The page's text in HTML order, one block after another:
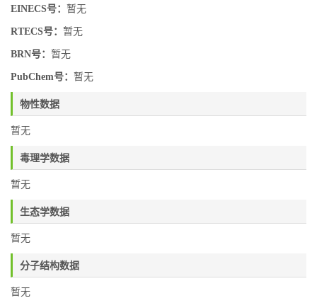
EINECS号： 暂无
RTECS号： 暂无
BRN号： 暂无
PubChem号： 暂无
物性数据
暂无
毒理学数据
暂无
生态学数据
暂无
分子结构数据
暂无